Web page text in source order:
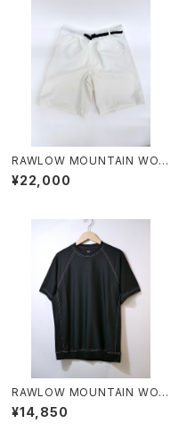
RAWLOW MOUNTAIN WOR
KS / HIKER GURKHA PANTS
¥22,000
RAWLOW MOUNTAIN WOR
KS / DAD LITE CREW
¥14,850